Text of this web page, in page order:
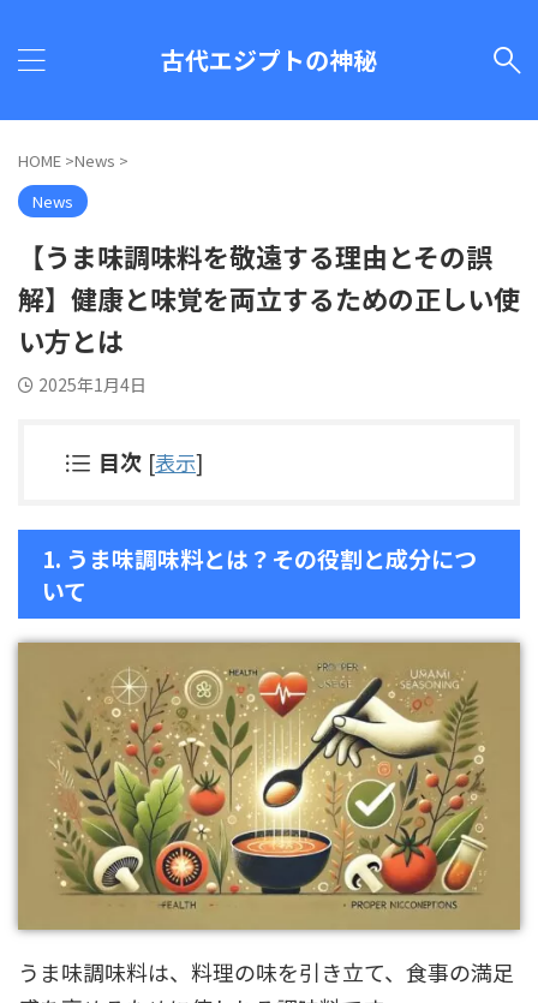
古代エジプトの神秘
HOME >News >
News
【うま味調味料を敬遠する理由とその誤
解】健康と味覚を両立するための正しい使
い方とは
2025年1月4日
目次 [表示]
1. うま味調味料とは？その役割と成分につ
いて
うま味調味料は、料理の味を引き立て、食事の満足